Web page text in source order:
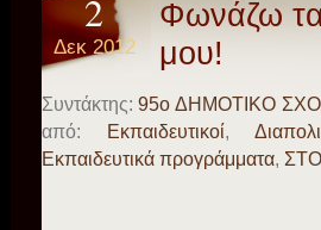
2
Δεκ 2012
Φωνάζω τα
μου!
Συντάκτης: 95o ΔΗΜΟΤΙΚΟ
από:
Eκπαιδευτικοί,
Εκπαιδευτικά προγράμματα,